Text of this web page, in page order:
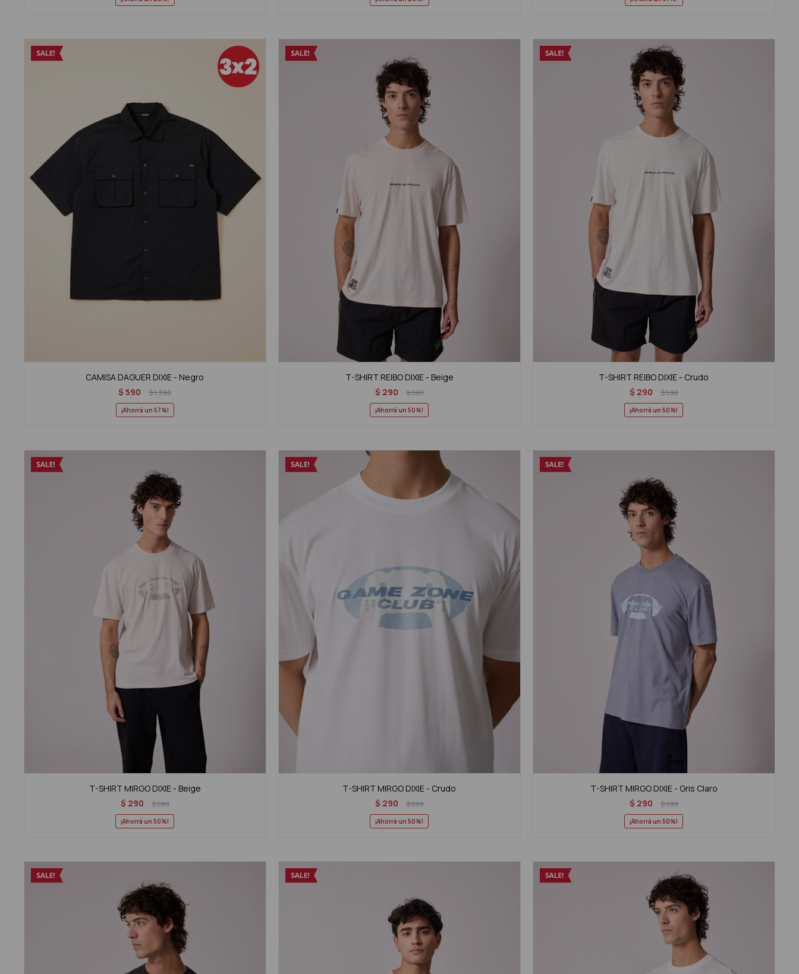
CAMISA DAGUER DIXIE - Negro
$ 590 $1.390
57
T-SHIRT REIBO DIXIE - Beige
$ 290 $590
50
T-SHIRT REIBO DIXIE - Crudo
$ 290 $590
50
T-SHIRT MIRGO DIXIE - Beige
$ 290 $590
50
T-SHIRT MIRGO DIXIE - Crudo
$ 290 $590
50
T-SHIRT MIRGO DIXIE - Gris Claro
$ 290 $590
50